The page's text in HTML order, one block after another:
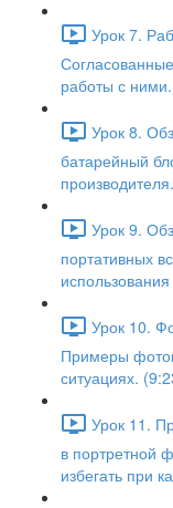
Урок 7.
работы с
Урок 8.
батарейный
Урок 9.
портативных
Урок 10.
Примеры
ситуациях.
Урок 11.
в портретной
избегать при